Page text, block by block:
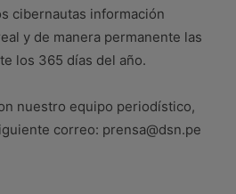
cibernautas información
y de manera permanente las
los 365 días del año.
nuestro equipo periodístico,
correo: prensa@dsn.pe